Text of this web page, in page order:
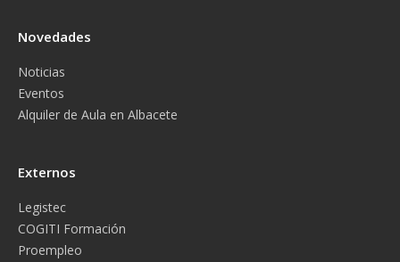
Novedades
Noticias
Eventos
Alquiler de Aula en Albacete
Externos
Legistec
COGITI Formación
Proempleo